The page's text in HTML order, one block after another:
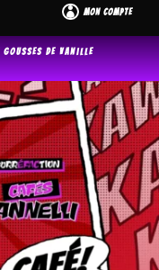
 Mon Compte
de vanille